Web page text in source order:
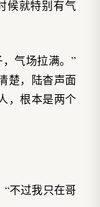
候就特别有气
气场拉满。”
楚，陆杳声面
，根本是两个
“不过我只在哥